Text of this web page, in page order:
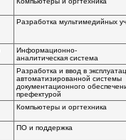
Разработка мультимедийных
Информационно-
аналитическая система
Разработка и ввод в
автоматизированной системы
документационного
префектурой
Компьютеры и оргтехника
ПО и поддержка